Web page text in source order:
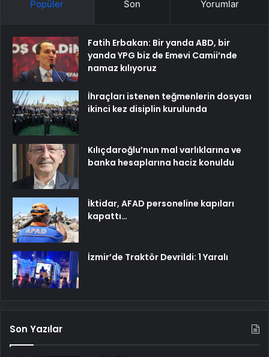
Popüler Son Yorumlar
Fatih Erbakan: Bir yanda ABD, bir
yanda YPG biz de Emevi Camii’nde
namaz kılıyoruz
İhraçları istenen teğmenlerin dosyası
ikinci kez disiplin kurulunda
Kılıçdaroğlu’nun mal varlıklarına ve
banka hesaplarına haciz konuldu
İktidar, AFAD personeline kapıları
kapattı…
İzmir’de Traktör Devrildi: 1 Yaralı
Son Yazılar